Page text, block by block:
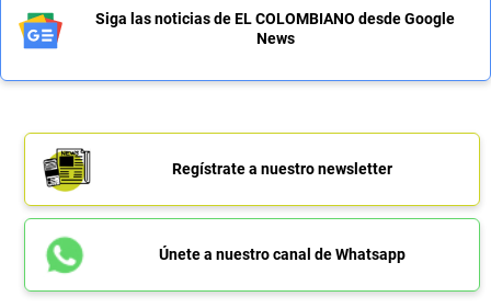
Siga las noticias de EL COLOMBIANO desde Google
News
Regístrate a nuestro newsletter
Únete a nuestro canal de Whatsapp